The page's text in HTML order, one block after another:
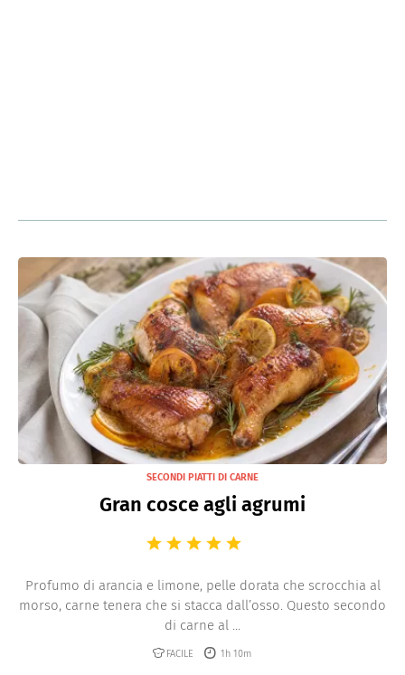
SECONDI PIATTI DI CARNE
Gran cosce agli agrumi
Profumo di arancia e limone, pelle dorata che scrocchia al
morso, carne tenera che si stacca dall’osso. Questo secondo
di carne al ...
FACILE 1h 10m